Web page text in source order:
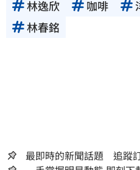
林逸欣 咖啡
林春銘
最即時的新聞話題 追蹤